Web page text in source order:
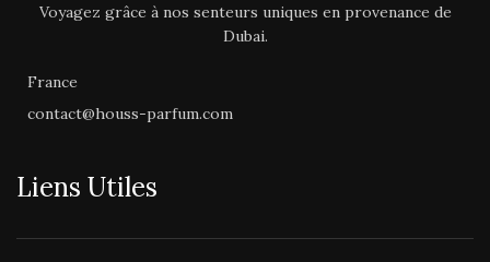
Voyagez grâce à nos senteurs uniques en provenance de
Dubai.
France
contact@houss-parfum.com
Liens Utiles